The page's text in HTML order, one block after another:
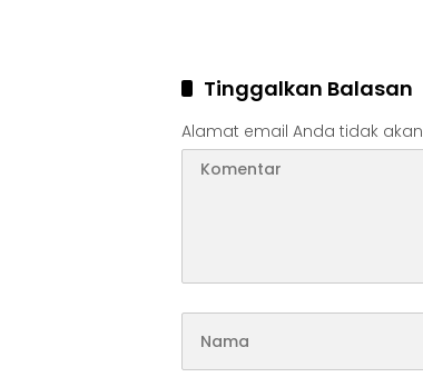
Tinggalkan Balasan
Alamat email Anda tidak